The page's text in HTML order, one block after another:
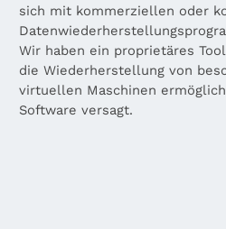
sich mit kommerziellen oder
Wir haben ein proprietäres
die Wiederherstellung von
virtuellen Maschinen
Software versagt.